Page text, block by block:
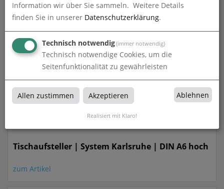
zum Artikel
Tischaufsteller | System Karlsruhe | DIN A6 hoch
zum Artikel
Information wir über Sie sammeln. Weitere Details
finden Sie in unserer Datenschutzerklärung.
Technisch notwendig(immer notwendig)
Technisch notwendige Cookies, um die
Seitenfunktionalität zu gewährleisten
Allen zustimmen Akzeptieren Ablehnen
Realisiert mit Klaro!